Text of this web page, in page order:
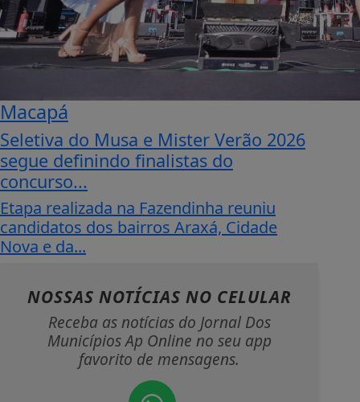
Macapá
Seletiva do Musa e Mister Verão 2026
segue definindo finalistas do
concurso...
Etapa realizada na Fazendinha reuniu
candidatos dos bairros Araxá, Cidade
Nova e da...
NOSSAS NOTÍCIAS NO CELULAR
Receba as notícias do Jornal Dos
Municípios Ap Online no seu app
favorito de mensagens.